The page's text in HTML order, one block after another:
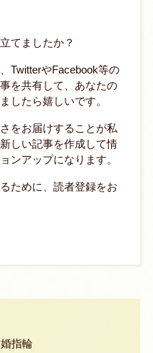
てましたか？
TwitterやFacebook等の
を共有して、あなたの
したら嬉しいです。
をお届けすることが私
しい記事を作成して情
ンアップになります。
ために、読者登録をお
指輪